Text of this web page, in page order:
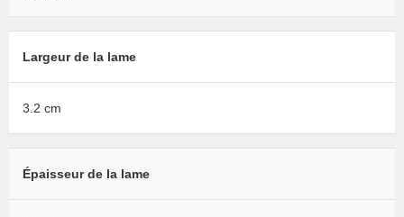
Largeur de la lame
3.2 cm
Épaisseur de la lame